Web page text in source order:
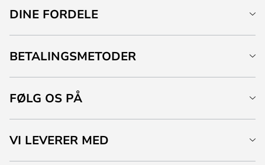
DINE FORDELE
BETALINGSMETODER
FØLG OS PÅ
VI LEVERER MED